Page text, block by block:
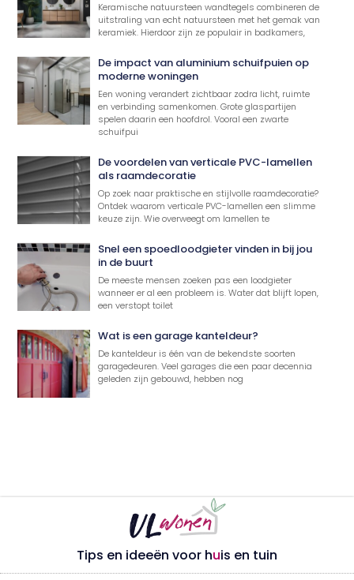
Keramische natuursteen wandtegels combineren de
uitstraling van echt natuursteen met het gemak van
keramiek. Hierdoor zijn ze populair in badkamers,
De impact van aluminium schuifpuien op
moderne woningen
Een woning verandert zichtbaar zodra licht, ruimte
en verbinding samenkomen. Grote glaspartijen
spelen daarin een hoofdrol. Vooral een zwarte
schuifpui
De voordelen van verticale PVC-lamellen
als raamdecoratie
Op zoek naar praktische en stijlvolle raamdecoratie?
Ontdek waarom verticale PVC-lamellen een slimme
keuze zijn. Wie overweegt om lamellen te
Snel een spoedloodgieter vinden in bij jou
in de buurt
De meeste mensen zoeken pas een loodgieter
wanneer er al een probleem is. Water dat blijft lopen,
een verstopt toilet
Wat is een garage kanteldeur?
De kanteldeur is één van de bekendste soorten
garagedeuren. Veel garages die een paar decennia
geleden zijn gebouwd, hebben nog
Tips en ideeën voor huis en tuin